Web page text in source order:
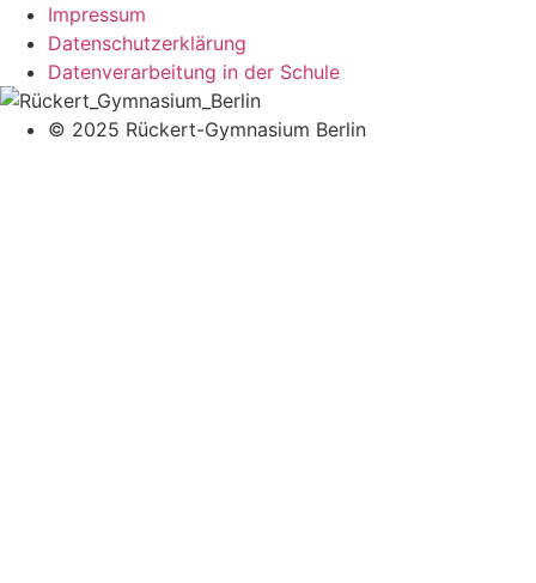
Impressum
Datenschutzerklärung
Datenverarbeitung in der Schule
© 2025 Rückert-Gymnasium Berlin